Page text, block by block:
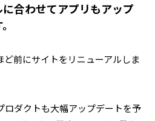
合わせてアプリもアップ
前にサイトをリニューアルしま
ロダクトも大幅アップデートを予